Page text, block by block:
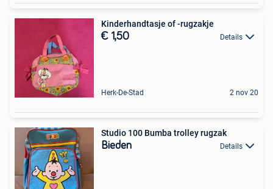
Kinderhandtasje of -rugzakje
€ 1,50 Details
Herk-De-Stad 2 nov 20
Studio 100 Bumba trolley rugzak
Bieden Details